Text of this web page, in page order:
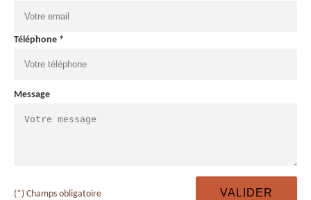
Téléphone *
Message
(*) Champs obligatoire